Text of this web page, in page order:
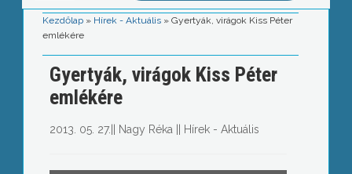
Kezdőlap » Hírek - Aktuális »Gyertyák, virágok Kiss Péter
emlékére
Gyertyák, virágok Kiss Péter
emlékére
2013. 05. 27. Nagy Réka Hírek - Aktuális